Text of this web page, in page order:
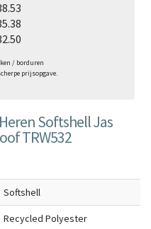
/ borduren
prijsopgave.
Softshell Jas
TRW532
Softshell
Recycled Polyester